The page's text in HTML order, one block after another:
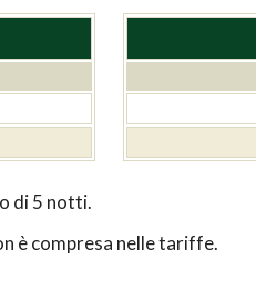
di 5 notti.
è compresa nelle tariffe.